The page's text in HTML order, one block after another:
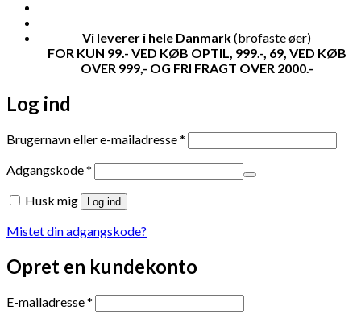
Vi leverer i hele Danmark(brofaste øer)
FOR KUN 99.- VED KØB OPTIL, 999.-, 69, VED KØB
OVER 999,- OG FRI FRAGT OVER 2000.-
Log ind
Brugernavn eller e-mailadresse* Påkrævet
Adgangskode* Påkrævet
Husk mig Log ind
Mistet din adgangskode?
Opret en kundekonto
E-mailadresse* Påkrævet